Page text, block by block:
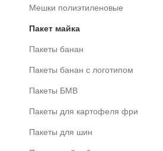
Мешки полиэтиленовые
Пакет майка
Пакеты банан
Пакеты банан с логотипом
Пакеты БМВ
Пакеты для картофеля фри
Пакеты для шин